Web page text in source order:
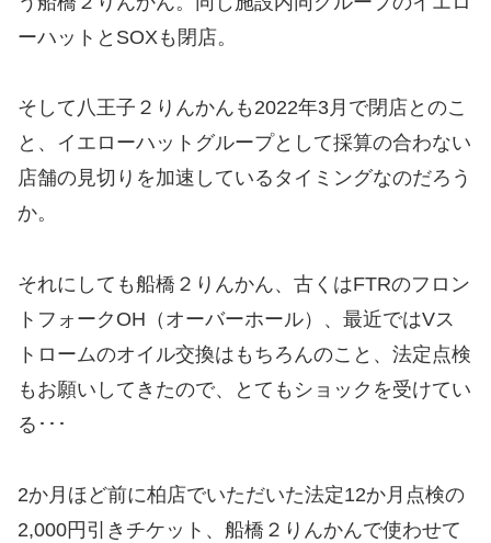
ーハットとSOXも閉店。
そして八王子２りんかんも2022年3月で閉店とのこ
と、イエローハットグループとして採算の合わない
店舗の見切りを加速しているタイミングなのだろう
か。
それにしても船橋２りんかん、古くはFTRのフロン
トフォークOH（オーバーホール）、最近ではVス
トロームのオイル交換はもちろんのこと、法定点検
もお願いしてきたので、とてもショックを受けてい
る･･･
2か月ほど前に柏店でいただいた法定12か月点検の
2,000円引きチケット、船橋２りんかんで使わせて